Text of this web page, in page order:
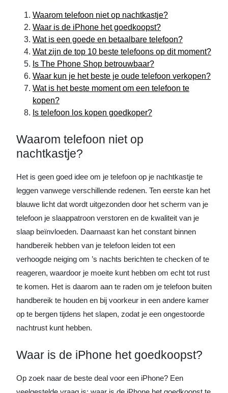
Waarom telefoon niet op nachtkastje?
Waar is de iPhone het goedkoopst?
Wat is een goede en betaalbare telefoon?
Wat zijn de top 10 beste telefoons op dit moment?
Is The Phone Shop betrouwbaar?
Waar kun je het beste je oude telefoon verkopen?
Wat is het beste moment om een telefoon te
kopen?
Is telefoon los kopen goedkoper?
Waarom telefoon niet op
nachtkastje?
Het is geen goed idee om je telefoon op je nachtkastje te
leggen vanwege verschillende redenen. Ten eerste kan het
blauwe licht dat wordt uitgezonden door het scherm van je
telefoon je slaappatroon verstoren en de kwaliteit van je
slaap beïnvloeden. Daarnaast kan het constant binnen
handbereik hebben van je telefoon leiden tot een
verhoogde neiging om ’s nachts berichten te checken of te
reageren, waardoor je moeite kunt hebben om echt tot rust
te komen. Het is daarom aan te raden om je telefoon buiten
handbereik te houden en bij voorkeur in een andere kamer
op te bergen tijdens het slapen, zodat je een ongestoorde
nachtrust kunt hebben.
Waar is de iPhone het goedkoopst?
Op zoek naar de beste deal voor een iPhone? Een